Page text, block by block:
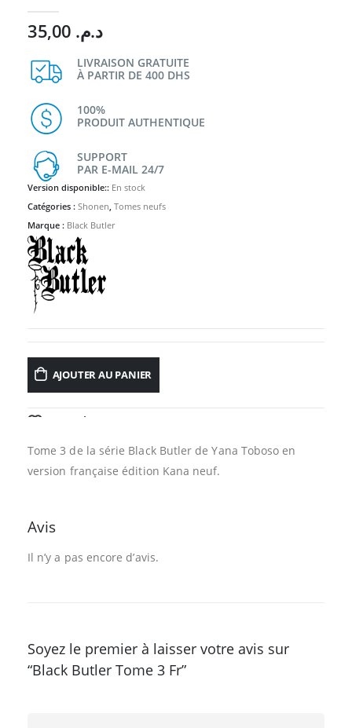
د.م.
LIVRAISON GRATUITE
À PARTIR DE 400 DHS
100%
PRODUIT AUTHENTIQUE
SUPPORT
PAR E-MAIL 24/7
Version disponible:: En stock
Catégories : Shonen, Tomes neufs
Marque : Black Butler
AJOUTER AU PANIER
Tome 3 de la série Black Butler de Yana Toboso en
version française édition Kana neuf.
Avis
Il n’y a pas encore d’avis.
Soyez le premier à laisser votre avis sur
“Black Butler Tome 3 Fr”